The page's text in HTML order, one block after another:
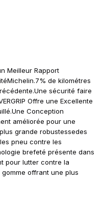
Meilleur Rapport
de kilométres
sécurité faire
Offre une Excellente
Conception
améliorée pour une
grande robustessedes
pneu contre les
brefeté présente dans
pour lutter contre la
offrant une plus